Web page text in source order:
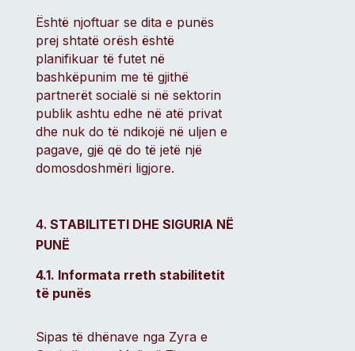
Është njoftuar se dita e punës
prej shtatë orësh është
planifikuar të futet në
bashkëpunim me të gjithë
partnerët socialë si në sektorin
publik ashtu edhe në atë privat
dhe nuk do të ndikojë në uljen e
pagave, gjë që do të jetë një
domosdoshmëri ligjore.
STABILITETI DHE SIGURIA NË
PUNË
4.1. Informata rreth stabilitetit
të punës
Sipas të dhënave nga Zyra e